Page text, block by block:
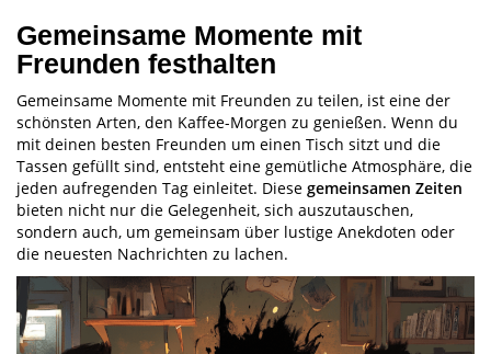
Gemeinsame Momente mit
Freunden festhalten
Gemeinsame Momente mit Freunden zu teilen, ist eine der
schönsten Arten, den Kaffee-Morgen zu genießen. Wenn du
mit deinen besten Freunden um einen Tisch sitzt und die
Tassen gefüllt sind, entsteht eine gemütliche Atmosphäre, die
jeden aufregenden Tag einleitet. Diese gemeinsamen Zeiten
bieten nicht nur die Gelegenheit, sich auszutauschen,
sondern auch, um gemeinsam über lustige Anekdoten oder
die neuesten Nachrichten zu lachen.